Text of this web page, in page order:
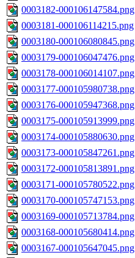
0003182-000106147584.png
0003181-000106114215.png
0003180-000106080845.png
0003179-000106047476.png
0003178-000106014107.png
0003177-000105980738.png
0003176-000105947368.png
0003175-000105913999.png
0003174-000105880630.png
0003173-000105847261.png
0003172-000105813891.png
0003171-000105780522.png
0003170-000105747153.png
0003169-000105713784.png
0003168-000105680414.png
0003167-000105647045.png